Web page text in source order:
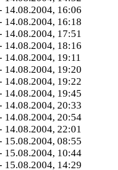
14.08.2004, 16:06
14.08.2004, 16:18
14.08.2004, 17:51
14.08.2004, 18:16
14.08.2004, 19:11
14.08.2004, 19:20
14.08.2004, 19:22
14.08.2004, 19:45
14.08.2004, 20:33
14.08.2004, 20:54
14.08.2004, 22:01
15.08.2004, 08:55
15.08.2004, 10:44
15.08.2004, 14:29